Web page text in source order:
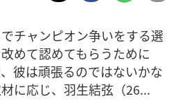
チャンピオン争いをする選
めて認めてもらうために
彼は頑張るのではないかな
に応じ、羽生結弦（26...